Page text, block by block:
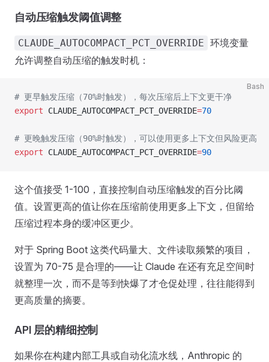
自动压缩触发阈值调整
CLAUDE_AUTOCOMPACT_PCT_OVERRIDE 环境变量
允许调整自动压缩的触发时机：
Bash
# 更早触发压缩（70%时触发），每次压缩后上下文更干净
export CLAUDE_AUTOCOMPACT_PCT_OVERRIDE=70
# 更晚触发压缩（90%时触发），可以使用更多上下文但风险更高
export CLAUDE_AUTOCOMPACT_PCT_OVERRIDE=90
这个值接受 1-100，直接控制自动压缩触发的百分比阈
值。设置更高的值让你在压缩前使用更多上下文，但留给
压缩过程本身的缓冲区更少。
对于 Spring Boot 这类代码量大、文件读取频繁的项目，
设置为 70-75 是合理的——让 Claude 在还有充足空间时
就整理一次，而不是等到快爆了才仓促处理，往往能得到
更高质量的摘要。
API 层的精细控制
如果你在构建内部工具或自动化流水线，Anthropic 的